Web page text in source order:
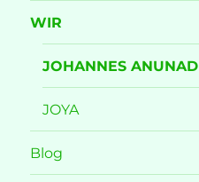
WIR
JOHANNES ANUNAD
JOYA
Blog